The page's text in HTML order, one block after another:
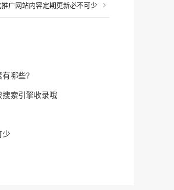
推广网站内容定期更新必不可少
哪些？
索引擎收录哦
少